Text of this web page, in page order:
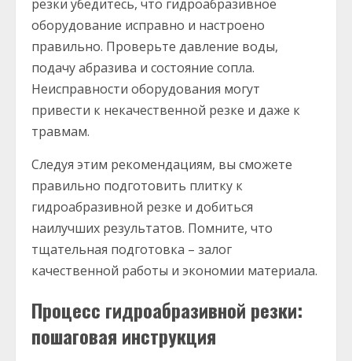
резки убедитесь, что гидроабразивное
оборудование исправно и настроено
правильно. Проверьте давление воды,
подачу абразива и состояние сопла.
Неисправности оборудования могут
привести к некачественной резке и даже к
травмам.
Следуя этим рекомендациям, вы сможете
правильно подготовить плитку к
гидроабразивной резке и добиться
наилучших результатов. Помните, что
тщательная подготовка – залог
качественной работы и экономии материала.
Процесс гидроабразивной резки:
пошаговая инструкция